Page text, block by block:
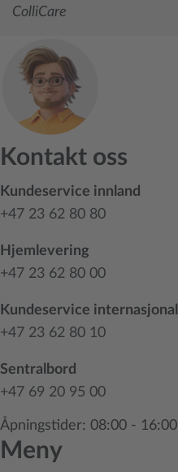
ColliCare
Kontakt oss
Kundeservice innland
+47 23 62 80 80
Hjemlevering
+47 23 62 80 00
Kundeservice internasjonal
+47 23 62 80 10
Sentralbord
+47 69 20 95 00
Åpningstider: 08:00 - 16:00
Meny